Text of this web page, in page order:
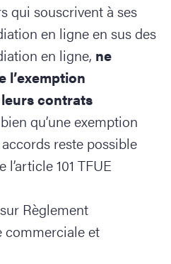
qui souscrivent à ses
en ligne en sus des
en ligne, ne
l’exemption
contrats
qu’une exemption
reste possible
101 TFUE
Règlement
commerciale et